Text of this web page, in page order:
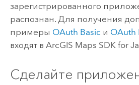
зарегистрированного
распознан. Для получения
примеры OAuth Basic и OAuth
входят в ArcGIS Maps SDK for
Сделайте